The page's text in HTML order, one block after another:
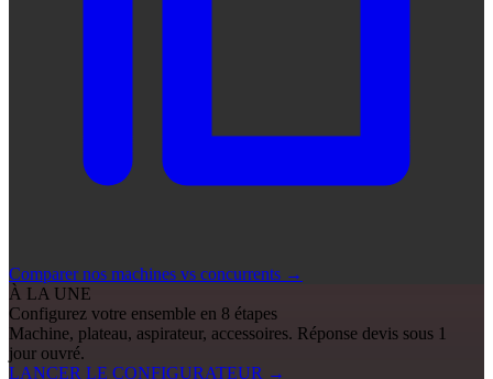
Comparer nos machines vs concurrents →
À LA UNE
Configurez votre ensemble en 8 étapes
Machine, plateau, aspirateur, accessoires. Réponse devis sous 1
jour ouvré.
LANCER LE CONFIGURATEUR →